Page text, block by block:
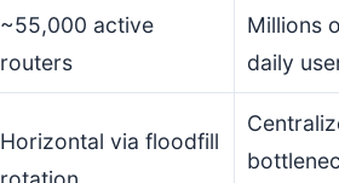
~55,000 active
routers
Millions
daily
Horizontal via floodfill